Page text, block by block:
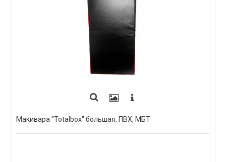
Макивара "Totalbox" большая, ПВХ, МБТ